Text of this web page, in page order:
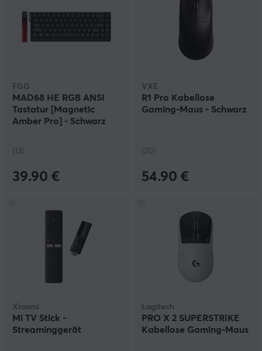
FGG
MAD68 HE RGB ANSI
Tastatur [Magnetic
Amber Pro] - Schwarz
(13)
39.90 €
VXE
R1 Pro Kabellose
Gaming-Maus - Schwarz
(20)
54.90 €
Xiaomi
Mi TV Stick -
Streaminggerät
Logitech
PRO X 2 SUPERSTRIKE
Kabellose Gaming-Maus